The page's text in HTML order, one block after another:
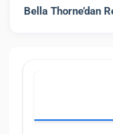
Bella Thorne’dan